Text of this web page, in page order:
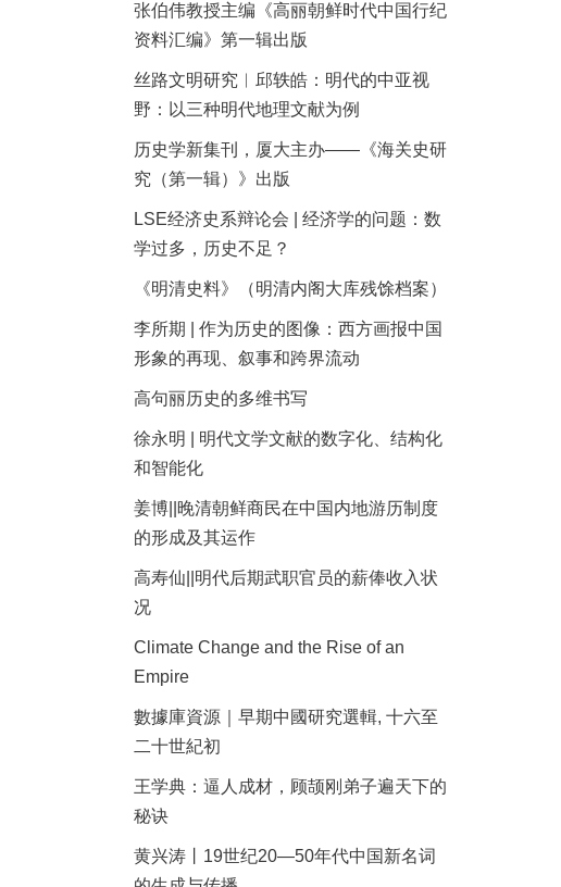
张伯伟教授主编《高丽朝鲜时代中国行纪
资料汇编》第一辑出版
丝路文明研究︱邱轶皓：明代的中亚视
野：以三种明代地理文献为例
历史学新集刊，厦大主办——《海关史研
究（第一辑）》出版
LSE经济史系辩论会 | 经济学的问题：数
学过多，历史不足？
《明清史料》（明清内阁大库残馀档案）
李所期 | 作为历史的图像：西方画报中国
形象的再现、叙事和跨界流动
高句丽历史的多维书写
徐永明 | 明代文学文献的数字化、结构化
和智能化
姜博||晚清朝鲜商民在中国内地游历制度
的形成及其运作
高寿仙||明代后期武职官员的薪俸收入状
况
Climate Change and the Rise of an
Empire
數據庫資源｜早期中國研究選輯, 十六至
二十世紀初
王学典：逼人成材，顾颉刚弟子遍天下的
秘诀
黄兴涛丨19世纪20—50年代中国新名词